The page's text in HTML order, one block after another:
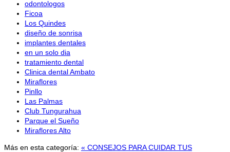
odontologos
Ficoa
Los Quindes
diseño de sonrisa
implantes dentales
en un solo dia
tratamiento dental
Clinica dental Ambato
Miraflores
Pinllo
Las Palmas
Club Tungurahua
Parque el Sueño
Miraflores Alto
Más en esta categoría: « CONSEJOS PARA CUIDAR TUS